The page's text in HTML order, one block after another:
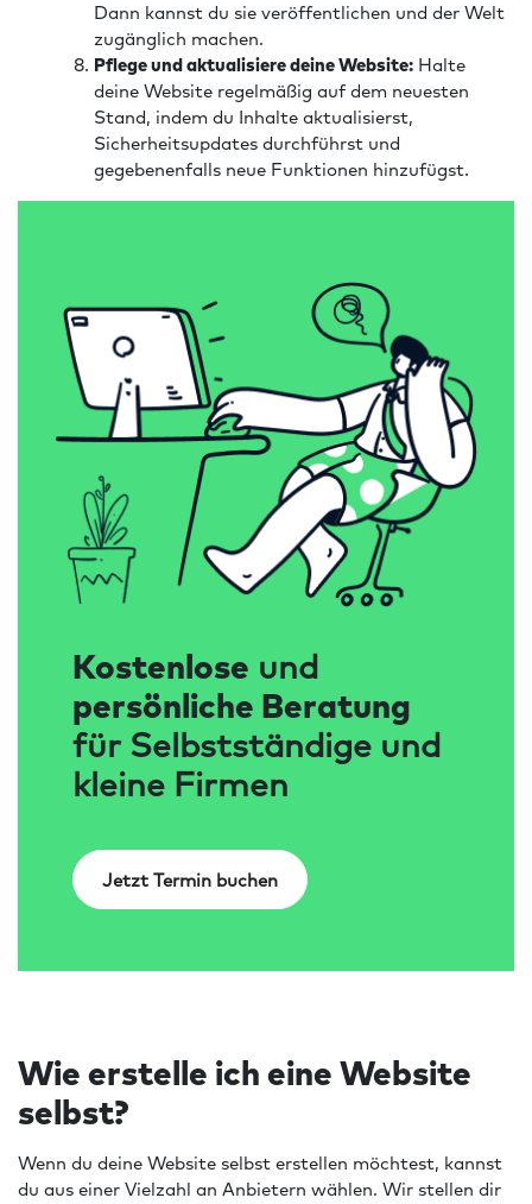
Dann kannst du sie veröffentlichen und der Welt
zugänglich machen.
Pflege und aktualisiere deine Website: Halte
deine Website regelmäßig auf dem neuesten
Stand, indem du Inhalte aktualisierst,
Sicherheitsupdates durchführst und
gegebenenfalls neue Funktionen hinzufügst.
Kostenlose und
persönliche Beratung
für Selbstständige und
kleine Firmen
Jetzt Termin buchen
Wie erstelle ich eine Website
selbst?
Wenn du deine Website selbst erstellen möchtest, kannst
du aus einer Vielzahl an Anbietern wählen. Wir stellen dir